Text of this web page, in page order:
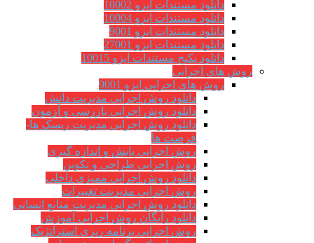
دانلود مستندات ایزو 10002
دانلود مستندات ایزو 10004
دانلود مستندات ایزو 9001
دانلود مستندات ایزو 27001
دانلود پکیج مستندات ایزو 10015
روش های اجرایی
روش های اجرایی ایزو 9001
دانلود روش اجرایی مدیریت دانش
دانلود روش اجرایی بازرسی و آزمون
دانلود روش اجرایی مدیریت ریسک ها-
فرصت ها
روش اجرایی پایش و اندازه گیری
روش اجرایی طراحی و تکوین
دانلود روش اجرایی ممیزی داخلی
روش اجرایی مدیریت تغییرات
دانلود روش اجرایی مدیریت منابع انسانی
دانلود رایگان روش اجرایی آموزش
روش اجرایی برنامه ریزی استراتژیک